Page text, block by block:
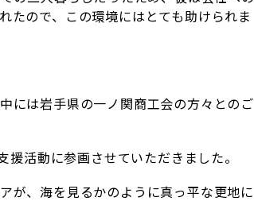
たので、この環境にはとても助けられま
には岩手県の一ノ関商工会の方々とのご
活動に参画させていただきました。
が、海を見るかのように真っ平な更地に